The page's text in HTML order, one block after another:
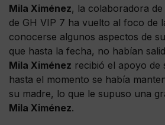
Mila Ximénez, la colaboradora
de GH VIP 7 ha vuelto al foco de
conocerse algunos aspectos de
que hasta la fecha, no habían
Mila Ximénez recibió el apoyo de
hasta el momento se había
su madre, lo que le supuso una
Mila Ximénez.